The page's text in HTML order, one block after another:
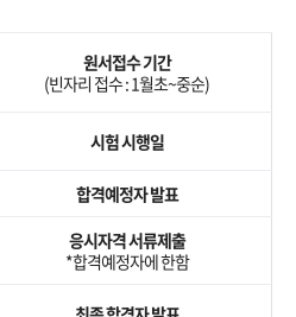
원서접수 기간
(빈자리 접수 : 1월초~중순)
시험 시행일
합격예정자 발표
응시자격 서류제출
*합격예정자에 한함